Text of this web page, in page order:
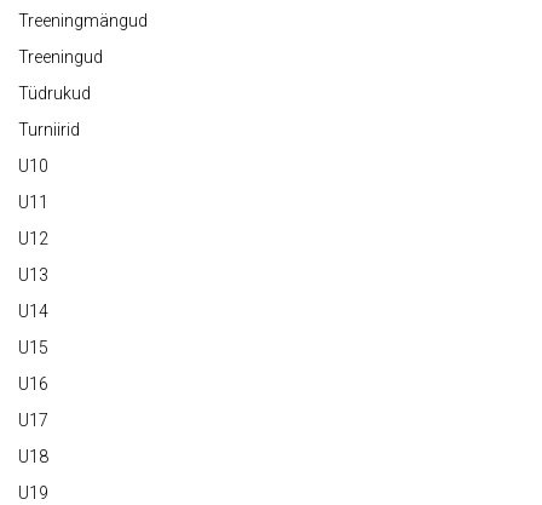
Treeningmängud
Treeningud
Tüdrukud
Turniirid
U10
U11
U12
U13
U14
U15
U16
U17
U18
U19